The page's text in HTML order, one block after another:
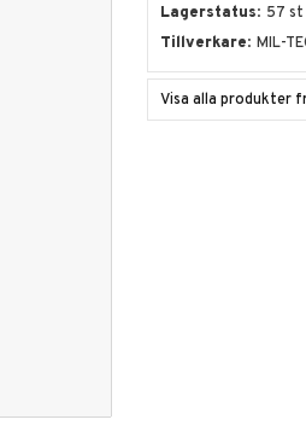
Lagerstatus 57 st
Tillverkare MIL-
Visa alla produkter